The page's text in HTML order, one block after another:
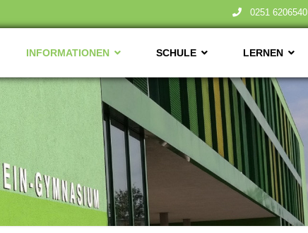
0251 6206540
INFORMATIONEN SCHULE LERNEN